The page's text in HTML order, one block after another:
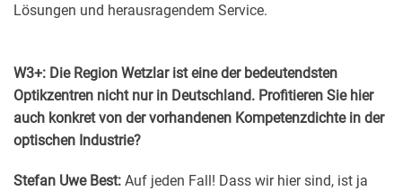
Lösungen und herausragendem Service.
W3+: Die Region Wetzlar ist eine der bedeutendsten
Optikzentren nicht nur in Deutschland. Profitieren Sie hier
auch konkret von der vorhandenen Kompetenzdichte in der
optischen Industrie?
Stefan Uwe Best: Auf jeden Fall! Dass wir hier sind, ist ja